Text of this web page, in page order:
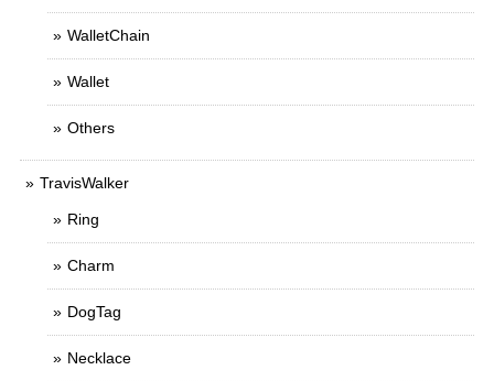
WalletChain
Wallet
Others
TravisWalker
Ring
Charm
DogTag
Necklace